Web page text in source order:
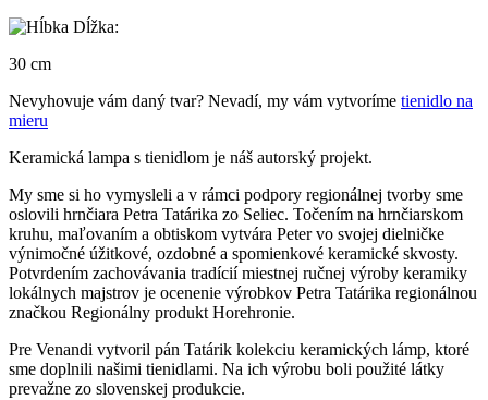
Dĺžka:
30 cm
Nevyhovuje vám daný tvar? Nevadí, my vám vytvoríme tienidlo na
mieru
Keramická lampa s tienidlom je náš autorský projekt.
My sme si ho vymysleli a v rámci podpory regionálnej tvorby sme
oslovili hrnčiara Petra Tatárika zo Seliec. Točením na hrnčiarskom
kruhu, maľovaním a obtiskom vytvára Peter vo svojej dielničke
výnimočné úžitkové, ozdobné a spomienkové keramické skvosty.
Potvrdením zachovávania tradícií miestnej ručnej výroby keramiky
lokálnych majstrov je ocenenie výrobkov Petra Tatárika regionálnou
značkou Regionálny produkt Horehronie.
Pre Venandi vytvoril pán Tatárik kolekciu keramických lámp, ktoré
sme doplnili našimi tienidlami. Na ich výrobu boli použité látky
prevažne zo slovenskej produkcie.